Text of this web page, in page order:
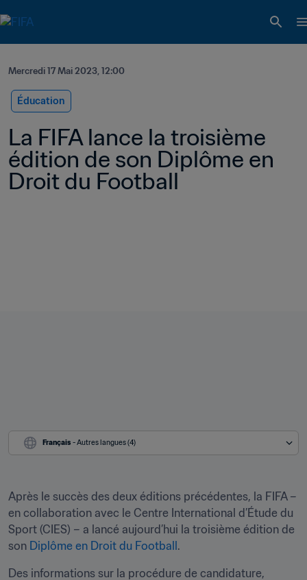
Mercredi 17 Mai 2023, 12:00
Éducation
La FIFA lance la troisième
édition de son Diplôme en
Droit du Football
Français - Autres langues (4)
Après le succès des deux éditions précédentes, la FIFA –
en collaboration avec le Centre International d’Étude du
Sport (CIES) – a lancé aujourd’hui la troisième édition de
son Diplôme en Droit du Football .
Des informations sur la procédure de candidature,